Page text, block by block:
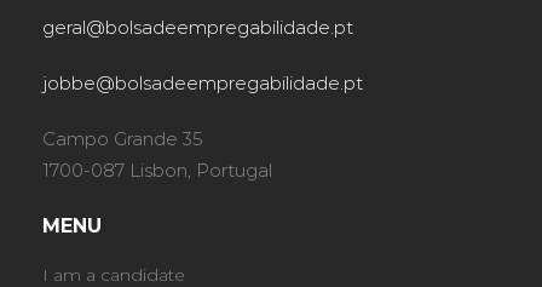
geral@bolsadeempregabilidade.pt
jobbe@bolsadeempregabilidade.pt
Campo Grande 35
1700-087 Lisbon, Portugal
MENU
I am a candidate